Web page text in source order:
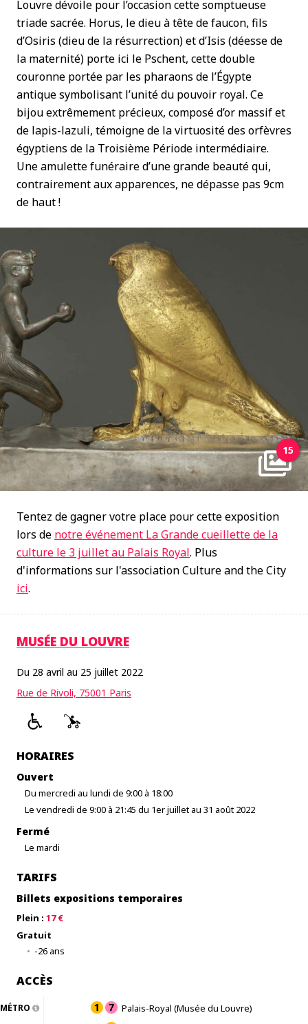
Louvre dévoile pour l’occasion cette somptueuse
triade sacrée. Horus, le dieu à tête de faucon, fils
d’Osiris (dieu de la résurrection) et d’Isis (déesse de
la maternité) porte ici le Pschent, cette double
couronne portée par les pharaons de l’Égypte
antique symbolisant l’unité du pouvoir royal. Ce
bijou extrêmement précieux, composé d’or massif et
de lapis-lazuli, témoigne de la virtuosité des orfèvres
égyptiens de la Troisième Période intermédiaire.
Une amulette funéraire d’une grande beauté qui,
contrairement aux apparences, ne dépasse pas 9cm
de haut !
15
Tentez de gagner votre place pour cette exposition
lors de notre événement La Grande cueillette de la
culture le 3 juillet au Palais Royal. Plus
d'informations sur l'association Culture and the City
ici.
MUSÉE DU LOUVRE
Du 28 avril au 25 juillet 2022
Rue de Rivoli, 75001 Paris
HORAIRES
Ouvert
Du mercredi au lundi de 9:00 à 18:00
Le vendredi de 9:00 à 21:45 du 1er juillet au 31 août 2022
Fermé
Le mardi
TARIFS
Billets expositions temporaires
Plein : 17 €
Gratuit
-26 ans
ACCÈS
MÉTRO
Palais-Royal (Musée du Louvre)